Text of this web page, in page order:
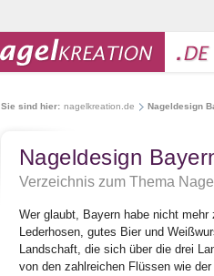
Sie sind hier: nagelkreation.de Nageldesign
Nageldesign
Verzeichnis zum Thema
Wer glaubt, Bayern habe nicht
Lederhosen, gutes Bier und
Landschaft, die sich über die drei
von den zahlreichen Flüssen wie